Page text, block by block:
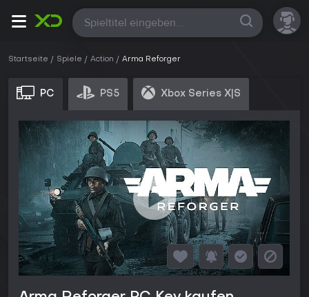
Alle
Startseite Spiele Action Arma Reforger
PC PS5 Xbox Series X|S